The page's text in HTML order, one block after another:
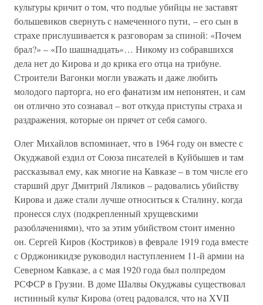
культуры кричит о том, что подлые убийцы не заставят
большевиков свернуть с намеченного пути, – его сын в
страхе прислушивается к разговорам за спиной: «Почем
брал?» – «По шашнадцать»… Никому из собравшихся
дела нет до Кирова и до крика его отца на трибуне.
Строители Вагонки могли уважать и даже любить
молодого парторга, но его фанатизм им непонятен, и сам
он отлично это сознавал – вот откуда приступы страха и
раздражения, которые он прячет от себя самого.
Олег Михайлов вспоминает, что в 1964 году он вместе с
Окуджавой ездил от Союза писателей в Куйбышев и там
рассказывал ему, как многие на Кавказе – в том числе его
старший друг Дмитрий Ляликов – радовались убийству
Кирова и даже стали лучше относиться к Сталину, когда
пронесся слух (подкрепленный хрущевскими
разоблачениями), что за этим убийством стоит именно
он. Сергей Киров (Костриков) в феврале 1919 года вместе
с Орджоникидзе руководил наступлением 11-й армии на
Северном Кавказе, а с мая 1920 года был полпредом
РСФСР в Грузии. В доме Шалвы Окуджавы существовал
истинный культ Кирова (отец радовался, что на XVII